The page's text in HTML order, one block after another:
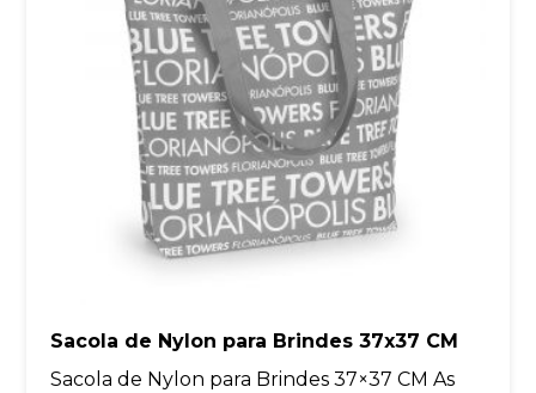
Sacola de Nylon para Brindes 37x37 CM
Sacola de Nylon para Brindes 37×37 CM As